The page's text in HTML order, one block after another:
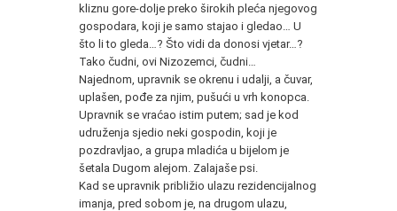
kliznu gore-dolje preko širokih pleća njegovog
gospodara, koji je samo stajao i gledao… U
što li to gleda…? Što vidi da donosi vjetar…?
Tako čudni, ovi Nizozemci, čudni…
Najednom, upravnik se okrenu i udalji, a čuvar,
uplašen, pođe za njim, pušući u vrh konopca.
Upravnik se vraćao istim putem; sad je kod
udruženja sjedio neki gospodin, koji je
pozdravljao, a grupa mladića u bijelom je
šetala Dugom alejom. Zalajaše psi.
Kad se upravnik približio ulazu rezidencijalnog
imanja, pred sobom je, na drugom ulazu,